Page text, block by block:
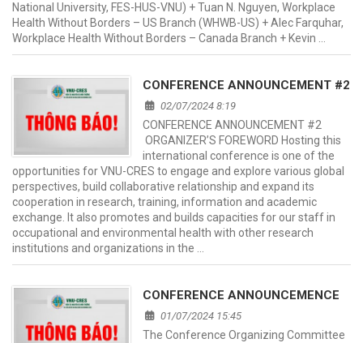
National University, FES-HUS-VNU) + Tuan N. Nguyen, Workplace
Health Without Borders – US Branch (WHWB-US) + Alec Farquhar,
Workplace Health Without Borders – Canada Branch + Kevin …
CONFERENCE ANNOUNCEMENT #2
02/07/2024 8:19
CONFERENCE ANNOUNCEMENT #2
ORGANIZER’S FOREWORD Hosting this
international conference is one of the
opportunities for VNU-CRES to engage and explore various global
perspectives, build collaborative relationship and expand its
cooperation in research, training, information and academic
exchange. It also promotes and builds capacities for our staff in
occupational and environmental health with other research
institutions and organizations in the …
CONFERENCE ANNOUNCEMENCE
01/07/2024 15:45
The Conference Organizing Committee